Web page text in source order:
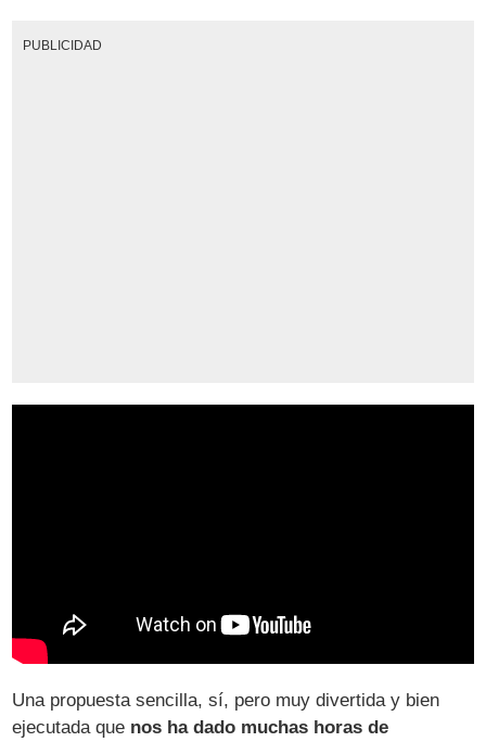
PUBLICIDAD
Una propuesta sencilla, sí, pero muy divertida y bien
ejecutada que nos ha dado muchas horas de